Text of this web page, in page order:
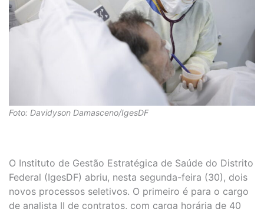
Foto: Davidyson Damasceno/IgesDF
O Instituto de Gestão Estratégica de Saúde do Distrito
Federal (IgesDF) abriu, nesta segunda-feira (30), dois
novos processos seletivos. O primeiro é para o cargo
de analista II de contratos, com carga horária de 40